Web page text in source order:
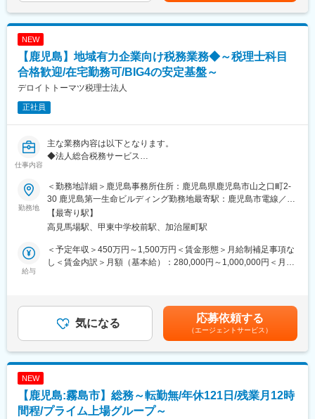
が成約後の後工程を担当していますがこの度社員も増え、モデル
ルーム開設によりお客様も増えるタイミングですので、施工管理
の業務を切り取ってよりお客様へ価値提供できるよう新規ポジシ
ョンとして募集をしております。
ますので材料の名前を覚えたりなど、社長や先輩社員から丁寧に
教えてもらいながら習得できます。
■現職社員が感じるやりがい
住宅はお客様にとって大事な人生の一部。ニーズを汲み取りなが
ら、関係会社と調整をし理想の住宅を引き渡す時に、お客様から
感謝の言葉を頂くことも多く感動の場面に立ち会うことができま
す。お客様に寄り添った仕事がしたい方におすすめです。
変更の範囲：会社の定める業務
NEW
【鹿児島】地域有力企業向け税務業務◆～税理士科目
合格歓迎/在宅勤務可/BIG4の安定基盤～
デロイトトーマツ税理士法人
正社員
仕事内容
主な業務内容は以下となります。
◆法人総合税務サービス
ンス業務を幅広く提供します。
・法人に係る全般的な税務相談
・法人税・消費税・法人地方税の申告書作成またはレビュー
・税務調査の立会い
・法人の予実績管理を含む記帳代行業務
・財務数値をベースとした経営者へのアドバイス
・組織再編税務コンサルティング
・連結納税導入支援
・企業オーナーの所得税・贈与税・相続税申告及びコンサルティ
ング
・経営承継アドバイス等
■特徴/魅力
クライアントの近くで寄り添う主治医としての立場で、法人税の
勤務地
＜勤務地詳細＞鹿児島事務所住所：鹿児島県鹿児島市山之口町2-
30 鹿児島第一生命ビルディング勤務地最寄駅：鹿児島市電線／甲
東中学校前駅受動喫煙対策：屋内全面禁煙変更の範囲：会社の定
める事業所
【最寄り駅】
高見馬場駅、甲東中学校前駅、加治屋町駅
給与
＜予定年収＞450万円～1,500万円＜賃金形態＞月給制補足事項な
し＜賃金内訳＞月額（基本給）：280,000円～1,000,000円＜月給
昇給：年1回※残業30時間想定*のモデル年収：アソシエイト：
3,650,920円～、シニアアソシエイト：6,494,480円～ *法人平均
残業時間で想定賃金はあくまでも目安の金額であり、選考を通じ
て上下する可能性があります。月給(月額)は固定手当を含めた表記
です。
気になる 応募依頼する
（エージェントサービス）
NEW
【鹿児島:霧島市】総務～転勤無/年休121日/残業月12時
間程/プライム上場グループ～